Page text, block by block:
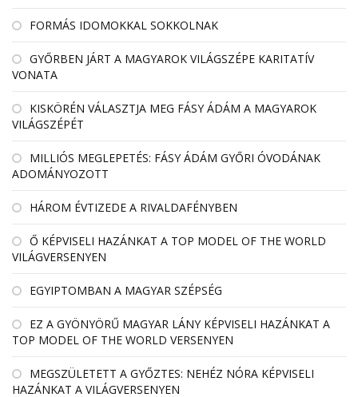
FORMÁS IDOMOKKAL SOKKOLNAK
GYŐRBEN JÁRT A MAGYAROK VILÁGSZÉPE KARITATÍV
VONATA
KISKÖRÉN VÁLASZTJA MEG FÁSY ÁDÁM A MAGYAROK
VILÁGSZÉPÉT
MILLIÓS MEGLEPETÉS: FÁSY ÁDÁM GYŐRI ÓVODÁNAK
ADOMÁNYOZOTT
HÁROM ÉVTIZEDE A RIVALDAFÉNYBEN
Ő KÉPVISELI HAZÁNKAT A TOP MODEL OF THE WORLD
VILÁGVERSENYEN
EGYIPTOMBAN A MAGYAR SZÉPSÉG
EZ A GYÖNYÖRŰ MAGYAR LÁNY KÉPVISELI HAZÁNKAT A
TOP MODEL OF THE WORLD VERSENYEN
MEGSZÜLETETT A GYŐZTES: NEHÉZ NÓRA KÉPVISELI
HAZÁNKAT A VILÁGVERSENYEN